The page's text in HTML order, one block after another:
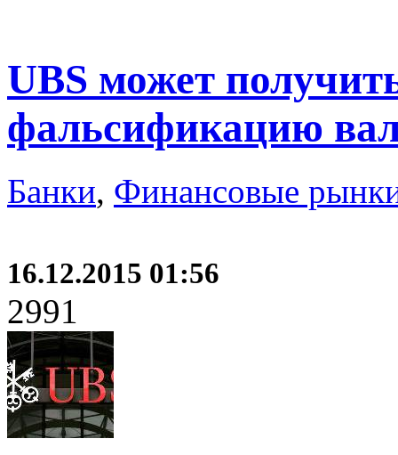
UBS может
фальсификацию
Банки, Финансовые
16.12.2015 01:56
2991